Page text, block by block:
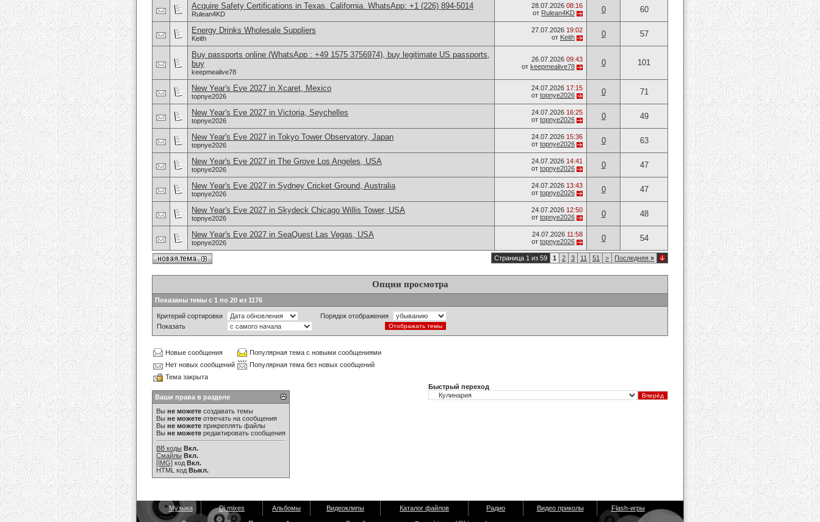
Acquire Safety Certifications in Texas. California. WhatsApp: +1 (226) 894-5014
Rulean4KD
28.07.2026 08:16
от Rulean4KD 0 60
Energy Drinks Wholesale Suppliers
Keith
27.07.2026 19:02
от Keith 0 57
Buy passports online (WhatsApp : +49 1575 3756974), buy legitimate US passports,
buy
keepmealive78
26.07.2026 09:43
от keepmealive78 0 101
New Year's Eve 2027 in Xcaret, Mexico
topnye2026
24.07.2026 17:15
от topnye2026 0 71
New Year's Eve 2027 in Victoria, Seychelles
topnye2026
24.07.2026 16:25
от topnye2026 0 49
New Year's Eve 2027 in Tokyo Tower Observatory, Japan
topnye2026
24.07.2026 15:36
от topnye2026 0 63
New Year's Eve 2027 in The Grove Los Angeles, USA
topnye2026
24.07.2026 14:41
от topnye2026 0 47
New Year's Eve 2027 in Sydney Cricket Ground, Australia
topnye2026
24.07.2026 13:43
от topnye2026 0 47
New Year's Eve 2027 in Skydeck Chicago Willis Tower, USA
topnye2026
24.07.2026 12:50
от topnye2026 0 48
New Year's Eve 2027 in SeaQuest Las Vegas, USA
topnye2026
24.07.2026 11:58
от topnye2026 0 54
Страница 1 из 59 1 2 3 11 51 > Последняя »
Опции просмотра
Показаны темы с 1 по 20 из 1176
Критерий сортировки
Порядок отображения
Показать
Новые сообщения
Популярная тема с новыми сообщениями
Нет новых сообщений
Популярная тема без новых сообщений
Тема закрыта
Ваши права в разделе
Вы не можете создавать темы
Вы не можете отвечать на сообщения
Вы не можете прикреплять файлы
Вы не можете редактировать сообщения
BB коды Вкл.
Смайлы Вкл.
[IMG] код Вкл.
HTML код Выкл.
Быстрый переход
Музыка Dj mixes Альбомы Видеоклипы Каталог файлов Радио Видео приколы Flash-игры